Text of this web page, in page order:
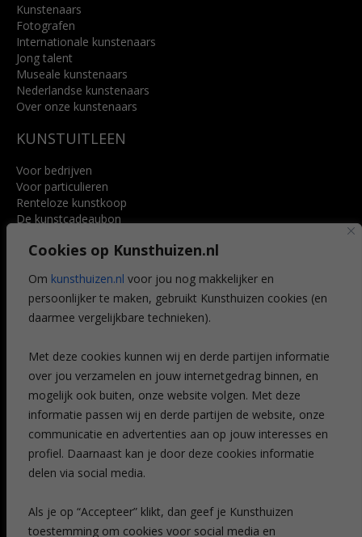
Cookies op Kunsthuizen.nl
Om kunsthuizen.nl voor jou nog makkelijker en
persoonlijker te maken, gebruikt Kunsthuizen cookies (en
daarmee vergelijkbare technieken).
Met deze cookies kunnen wij en derde partijen informatie
over jou verzamelen en jouw internetgedrag binnen, en
mogelijk ook buiten, onze website volgen. Met deze
informatie passen wij en derde partijen de website, onze
communicatie en advertenties aan op jouw interesses en
profiel. Daarnaast kan je door deze cookies informatie
delen via social media.
Als je op “Accepteer” klikt, dan geef je Kunsthuizen
toestemming om cookies voor social media en
Kunstenaars
Fotografen
Internationale kunstenaars
Jong talent
Museale kunstenaars
Nederlandse kunstenaars
Over onze kunstenaars
KUNSTUITLEEN
Voor bedrijven
Voor particulieren
Renteloze kunstkoop
De kunstcadeaubon
Voordelen
Veelgestelde vragen
CONTACT
Leiden
Amsterdam
Breda
Favorieten
Mijn art alert
NIEUWSBRIEF